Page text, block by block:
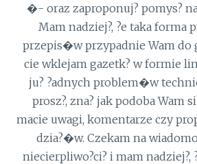
�- oraz zaproponuj? pomys?
Mam nadziej?, ?e taka forma
przepis�w przypadnie Wam do
cie wklejam gazetk? w formie
ju? ?adnych problem�w
prosz?, zna? jak podoba Wam
macie uwagi, komentarze czy
dzia?�w. Czekam na
niecierpliwo?ci? i mam nadziej?,